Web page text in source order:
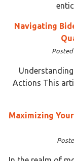
Navigating
Posted
Actions This
Maximizing